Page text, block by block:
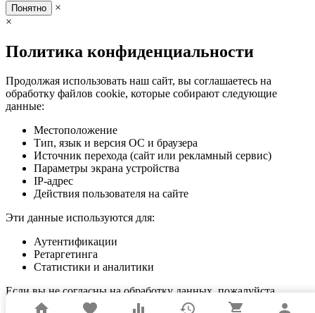
home favorite equalizer history shopping_cart person
Понятно
×
×
Политика конфиденциальности
Продолжая использовать наш сайт, вы соглашаетесь на
обработку файлов cookie, которые собирают следующие
данные:
Местоположение
Тип, язык и версия ОС и браузера
Источник перехода (сайт или рекламный сервис)
Параметры экрана устройства
IP-адрес
Действия пользователя на сайте
Эти данные используются для:
Аутентификации
Ретаргетинга
Статистики и аналитики
Если вы не согласны на обработку данных, пожалуйста,
покиньте сайт.